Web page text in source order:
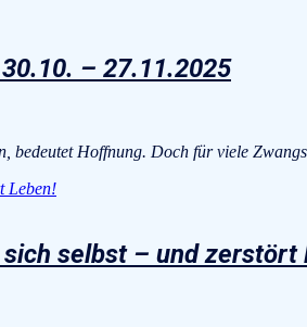
– 27.11.2025
bedeutet Hoffnung. Doch für viele
selbst – und zerstört